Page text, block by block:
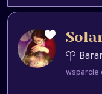
wsparcie